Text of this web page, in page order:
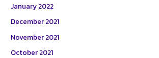
January 2022
December 2021
November 2021
October 2021